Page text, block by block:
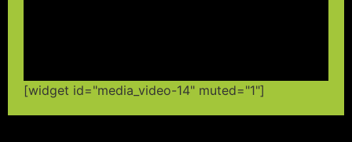
[widget id="media_video-14" muted="1"]